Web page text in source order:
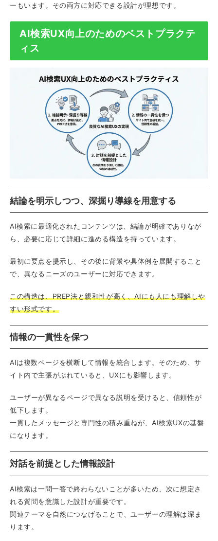
ーもいます。その両方に対応できる設計が理想です。
AI検索UX向上のためのベストプラクテ
ィス
結論を明示しつつ、深掘り導線を用意する
AI検索に最適化されたコンテンツは、結論が明確でありなが
ら、必要に応じて詳細に進める構造を持っています。
最初に要点を提示し、その後に背景や具体例を展開すること
で、異なるニーズのユーザーに対応できます。
この構造は、PREP法と親和性が高く、AIにも人にも理解しや
すい形式です。
情報の一貫性を保つ
AIは複数ページを横断して情報を統合します。そのため、サ
イト内で主張がぶれていると、UXにも影響します。
ユーザーが異なるページで異なる説明を受けると、信頼性が
低下します。
一貫したメッセージと専門性の積み重ねが、AI検索UXの基盤
になります。
対話を前提とした情報設計
AI検索は一問一答で終わらないことが多いため、次に想定さ
れる質問を意識した設計が重要です。
関連テーマを自然につなげることで、ユーザーの理解は深ま
ります。